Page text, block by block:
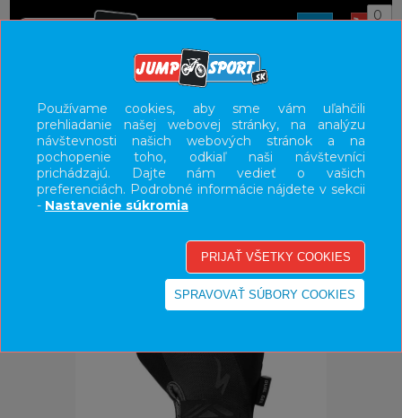
0
UŽÍVATEĽSKÝ PANEL
KATEGÓRIE
HLAVNÉ MENU
Používame cookies, aby sme vám uľahčili
prehliadanie našej webovej stránky, na analýzu
návštevnosti našich webových stránok a na
pochopenie toho, odkiaľ naši návštevníci
prichádzajú. Dajte nám vedieť o vašich
preferenciách. Podrobné informácie nájdete v sekcii
- Nastavenie súkromia